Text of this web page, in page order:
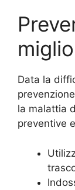
Data la
la malattia
preventive